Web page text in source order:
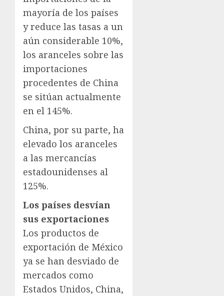
mayoría de los países
y reduce las tasas a un
aún considerable 10%,
los aranceles sobre las
importaciones
procedentes de China
se sitúan actualmente
en el 145%.
China, por su parte, ha
elevado los aranceles
a las mercancías
estadounidenses al
125%.
Los países desvían
sus exportaciones
Los productos de
exportación de México
ya se han desviado de
mercados como
Estados Unidos, China,